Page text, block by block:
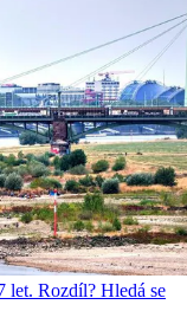
let. Rozdíl? Hledá se